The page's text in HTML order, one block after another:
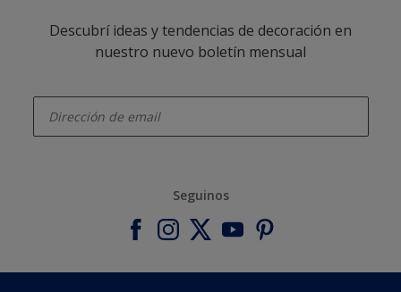
Descubrí ideas y tendencias de decoración en
nuestro nuevo boletín mensual
Seguinos